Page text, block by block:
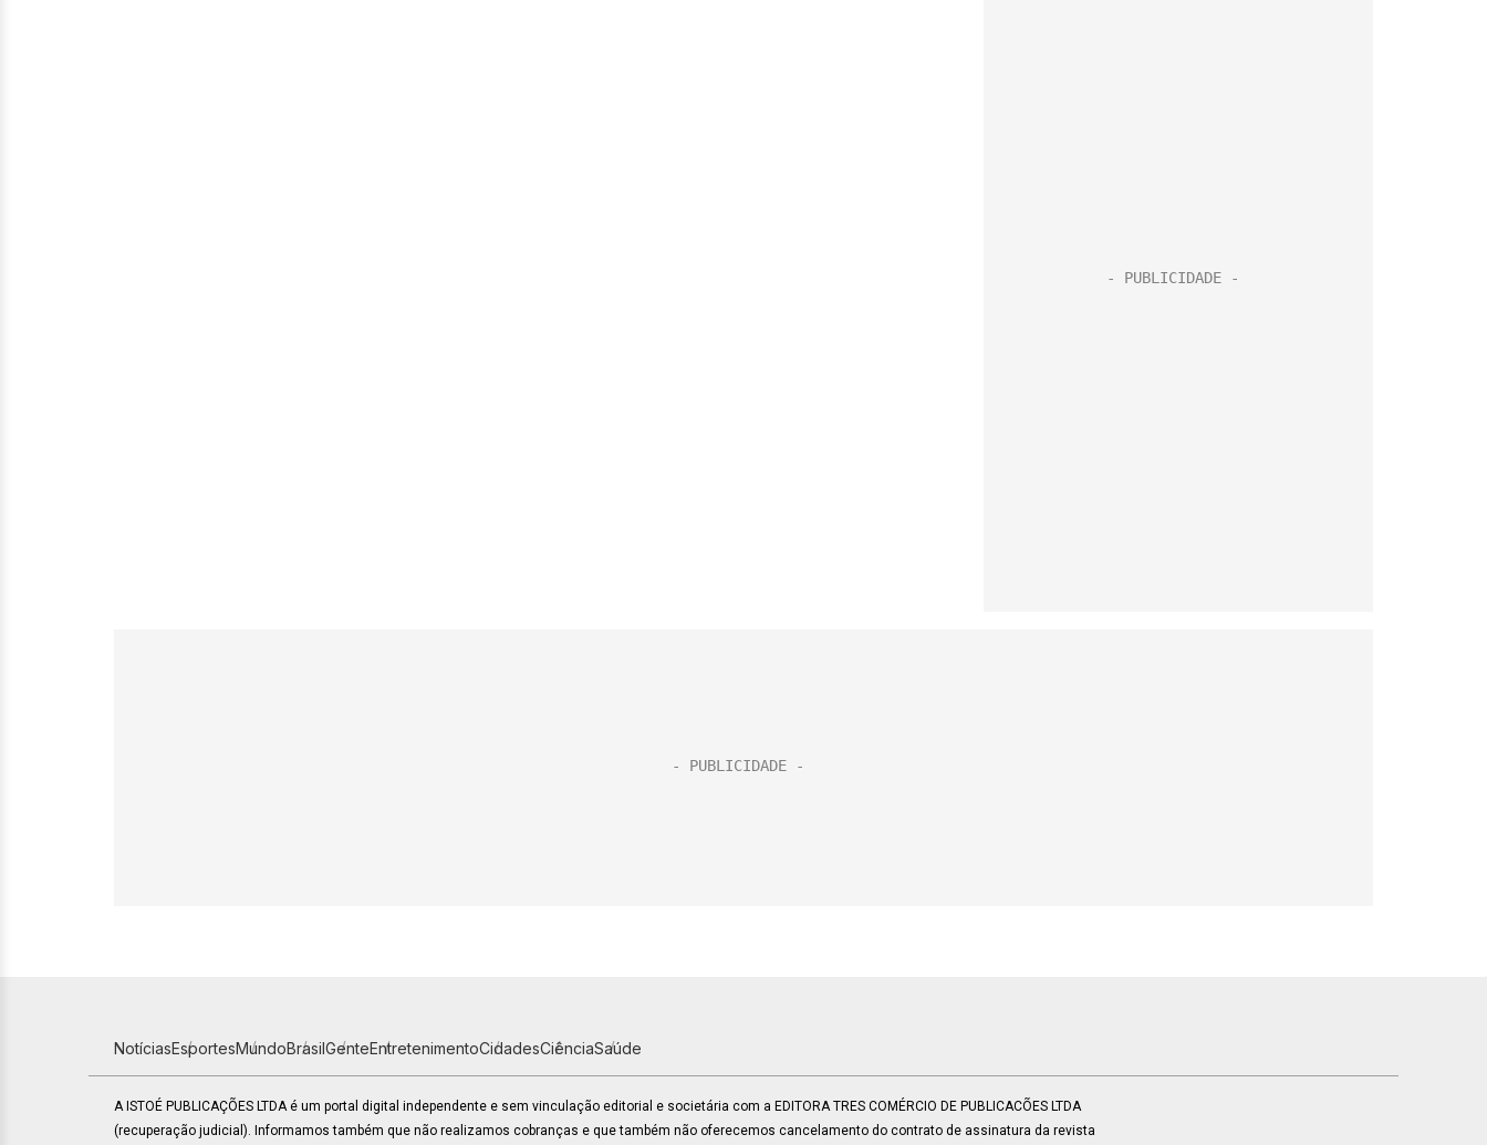
NotíciasEsportesMundoBrasilGenteEntretenimentoCidadesCiênciaSaúde
A ISTOÉ PUBLICAÇÕES LTDA é um portal digital independente e sem vinculação editorial e societária com a EDITORA TRES COMÉRCIO DE PUBLICACÕES LTDA
(recuperação judicial). Informamos também que não realizamos cobranças e que também não oferecemos cancelamento do contrato de assinatura da revista